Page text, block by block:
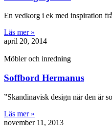
En vedkorg i ek med inspiration
Läs mer »
april 20, 2014
Möbler och inredning
Soffbord Hermanus
”Skandinavisk design när den är
Läs mer »
november 11, 2013